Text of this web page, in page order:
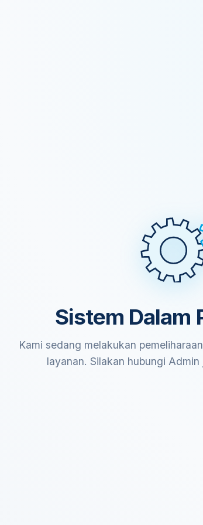
Sistem Dalam
Kami sedang melakukan
layanan. Silakan hubungi